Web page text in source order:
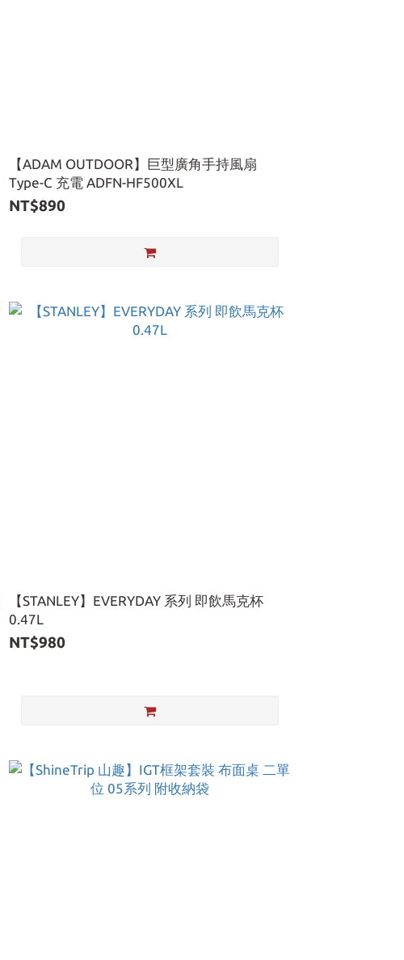
【ADAM OUTDOOR】巨型廣角手持風扇
Type-C 充電 ADFN-HF500XL
NT$890
【STANLEY】EVERYDAY 系列 即飲馬克杯
0.47L
NT$980